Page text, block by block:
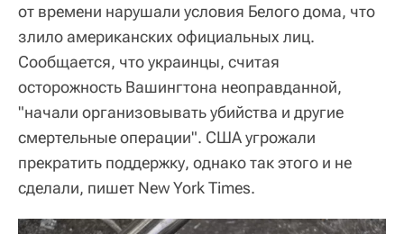
от времени нарушали условия Белого дома, что
злило американских официальных лиц.
Сообщается, что украинцы, считая
осторожность Вашингтона неоправданной,
"начали организовывать убийства и другие
смертельные операции". США угрожали
прекратить поддержку, однако так этого и не
сделали, пишет New York Times.